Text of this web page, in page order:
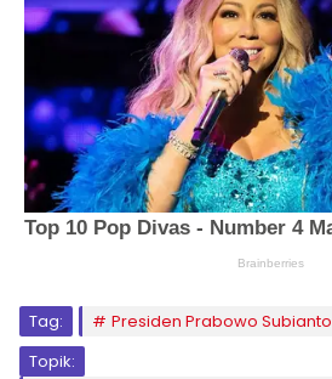
Tag:
Presiden Prabowo Subianto
Topik: